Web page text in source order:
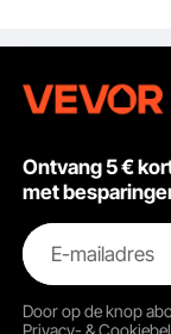
Wafels
Ontvang 5 €
met
E-mailadres
Door op de knop